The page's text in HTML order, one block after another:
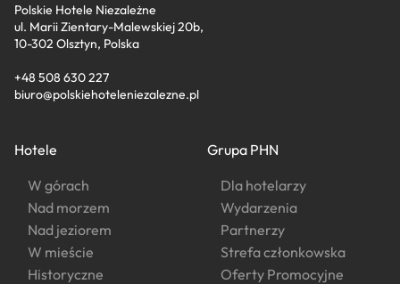
Polskie Hotele Niezależne
ul. Marii Zientary-Malewskiej 20b,
10-302 Olsztyn, Polska
+48 508 630 227
biuro@polskiehoteleniezalezne.pl
Hotele
W górach
Nad morzem
Nad jeziorem
W mieście
Historyczne
Grupa PHN
Dla hotelarzy
Wydarzenia
Partnerzy
Strefa członkowska
Oferty Promocyjne